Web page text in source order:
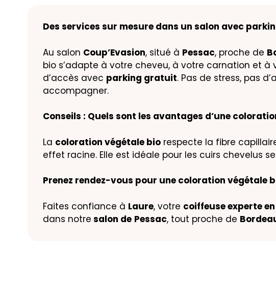
Des services sur mesure dans un salon avec
Au salon Coup’Evasion, situé à Pessac, proche de
bio s’adapte à votre cheveu, à votre carnation et à
d’accès avec parking gratuit. Pas de stress, pas
accompagner.
Conseils : Quels sont les avantages d’une
La coloration végétale biorespecte la fibre
effet racine. Elle est idéale pour les cuirs chevelus
Prenez rendez-vous pour une coloration végétale
Faites confiance à Laure, votre coiffeuse experte
dans notre salon de Pessac, tout proche de